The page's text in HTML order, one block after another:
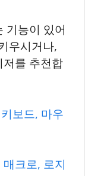
기능이 있어
우시거나,
를 추천합
보드, 마우
크로, 로지